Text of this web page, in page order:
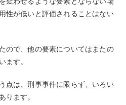
性が低いと評価されることはない
ので、他の要素についてはまたの
ます。
点は、刑事事件に限らず、いろい
ります。